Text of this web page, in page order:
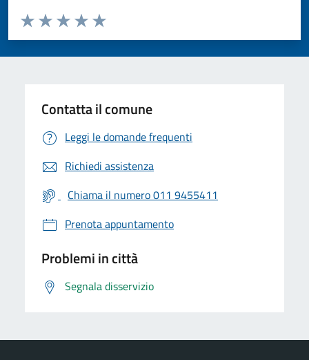
Valuta da 1 a 5 stelle la pagina
Valuta 5 stelle su 5
Valuta 4 stelle su 5
Valuta 3 stelle su 5
Valuta 2 stelle su 5
Valuta 1 stelle su 5
Contatta il comune
Leggi le domande frequenti
Richiedi assistenza
Chiama il numero 011 9455411
Prenota appuntamento
Problemi in città
Segnala disservizio